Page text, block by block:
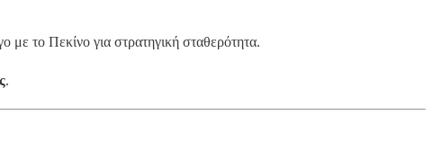
με το Πεκίνο για στρατηγική σταθερότητα.
.